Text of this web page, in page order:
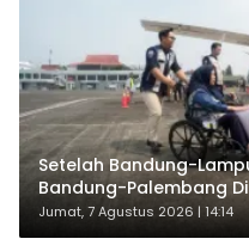
Setelah Bandung-
Bandung-Palembang
Penumpang
Jumat, 7 Agustus 2026 | 14:14